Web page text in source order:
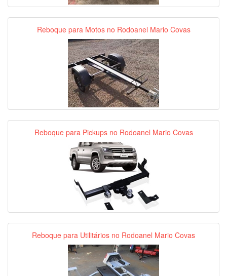
Reboque para Motos no Rodoanel Mario Covas
Reboque para Pickups no Rodoanel Mario Covas
Reboque para Utilitários no Rodoanel Mario Covas